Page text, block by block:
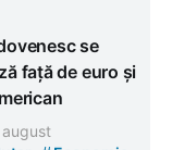
se
față de euro și